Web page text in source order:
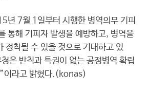
년 7월 1일부터 시행한 병역의무 기피
통해 기피자 발생을 예방하고, 병역을
정착될 수 있을 것으로 기대하고 있
은 반칙과 특권이 없는 공정병역 확립
이라고 밝혔다.(konas)